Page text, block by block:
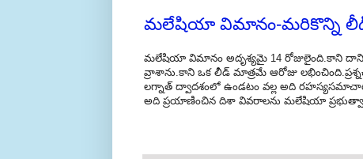
మలేషియా విమానం-మరికొన్ని
మలేషియా విమానం అదృశ్యమై 14 రోజులైంది.కాని దాని
వ్రాశాను.కాని ఒక లీడ్ మాత్రమే ఆరోజు
లగ్నాత్ ద్వాదశంలో ఉండటం వల్ల అది
అది ప్రయాణించిన దిశా వివరాలను మలేషియా